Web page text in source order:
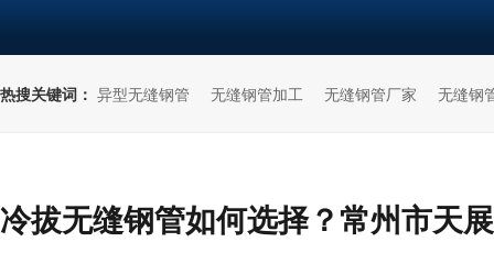
热搜关键词： 异型无缝钢管 无缝钢管加工 无缝钢管厂家 无缝钢
冷拔无缝钢管如何选择？常州市天